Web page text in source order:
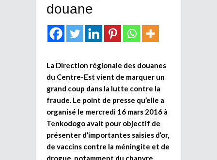
douane
La Direction régionale des douanes
du Centre-Est vient de marquer un
grand coup dans la lutte contre la
fraude. Le point de presse qu’elle a
organisé le mercredi 16 mars 2016 à
Tenkodogo avait pour objectif de
présenter d’importantes saisies d’or,
de vaccins contre la méningite et de
drogue, notamment du chanvre